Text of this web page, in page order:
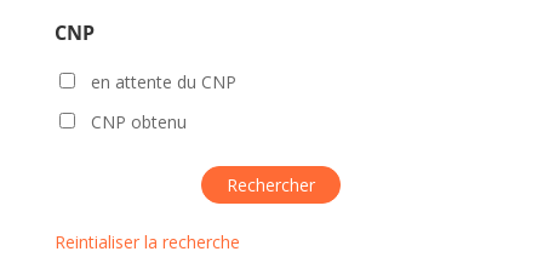
CNP
en attente du CNP
CNP obtenu
Reintialiser la recherche